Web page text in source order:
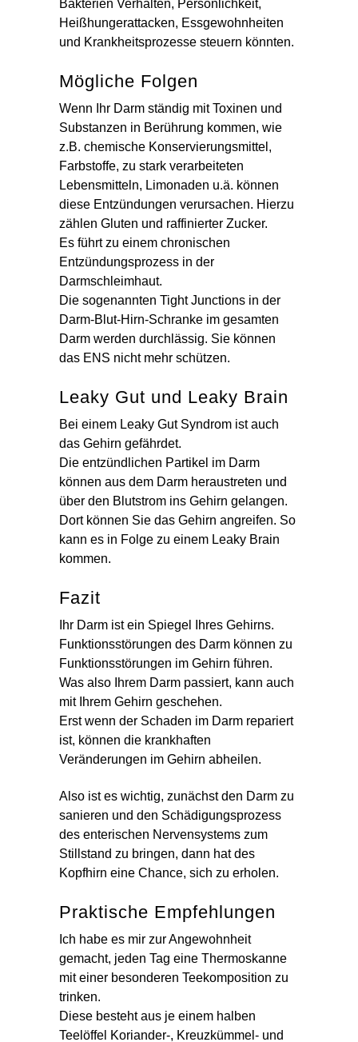
Bakterien Verhalten, Persönlichkeit,
Heißhungerattacken, Essgewohnheiten
und Krankheitsprozesse steuern könnten.
Mögliche Folgen
Wenn Ihr Darm ständig mit Toxinen und
Substanzen in Berührung kommen, wie
z.B. chemische Konservierungsmittel,
Farbstoffe, zu stark verarbeiteten
Lebensmitteln, Limonaden u.ä. können
diese Entzündungen verursachen. Hierzu
zählen Gluten und raffinierter Zucker.
Es führt zu einem chronischen
Entzündungsprozess in der
Darmschleimhaut.
Die sogenannten Tight Junctions in der
Darm-Blut-Hirn-Schranke im gesamten
Darm werden durchlässig. Sie können
das ENS nicht mehr schützen.
Leaky Gut und Leaky Brain
Bei einem Leaky Gut Syndrom ist auch
das Gehirn gefährdet.
Die entzündlichen Partikel im Darm
können aus dem Darm heraustreten und
über den Blutstrom ins Gehirn gelangen.
Dort können Sie das Gehirn angreifen. So
kann es in Folge zu einem Leaky Brain
kommen.
Fazit
Ihr Darm ist ein Spiegel Ihres Gehirns.
Funktionsstörungen des Darm können zu
Funktionsstörungen im Gehirn führen.
Was also Ihrem Darm passiert, kann auch
mit Ihrem Gehirn geschehen.
Erst wenn der Schaden im Darm repariert
ist, können die krankhaften
Veränderungen im Gehirn abheilen.
Also ist es wichtig, zunächst den Darm zu
sanieren und den Schädigungsprozess
des enterischen Nervensystems zum
Stillstand zu bringen, dann hat des
Kopfhirn eine Chance, sich zu erholen.
Praktische Empfehlungen
Ich habe es mir zur Angewohnheit
gemacht, jeden Tag eine Thermoskanne
mit einer besonderen Teekomposition zu
trinken.
Diese besteht aus je einem halben
Teelöffel Koriander-, Kreuzkümmel- und